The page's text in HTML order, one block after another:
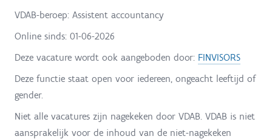
VDAB-beroep: Assistent accountancy
Online sinds: 01-06-2026
Deze vacature wordt ook aangeboden door: FINVISORS
Deze functie staat open voor iedereen, ongeacht leeftijd of
gender.
Niet alle vacatures zijn nagekeken door VDAB. VDAB is niet
aansprakelijk voor de inhoud van de niet-nagekeken